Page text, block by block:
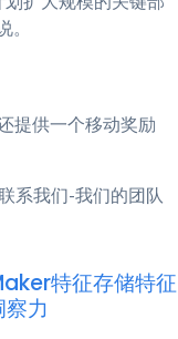
提供一个移动奖励
系我们-我们的团队
特征存储特征
力